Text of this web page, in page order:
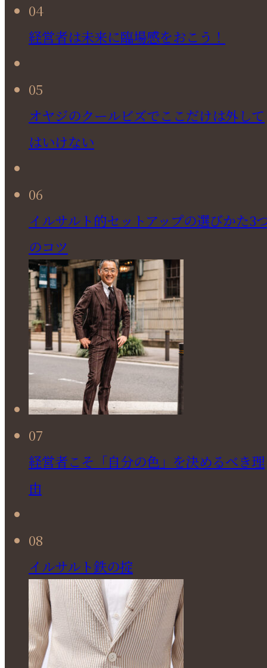
04
経営者は未来に臨場感をおこう！
05
オヤジのクールビズでここだけは外して
はいけない
06
イルサルト的セットアップの選びかた3
のコツ
07
経営者こそ「自分の色」を決めるべき理
由
08
イルサルト鉄の掟